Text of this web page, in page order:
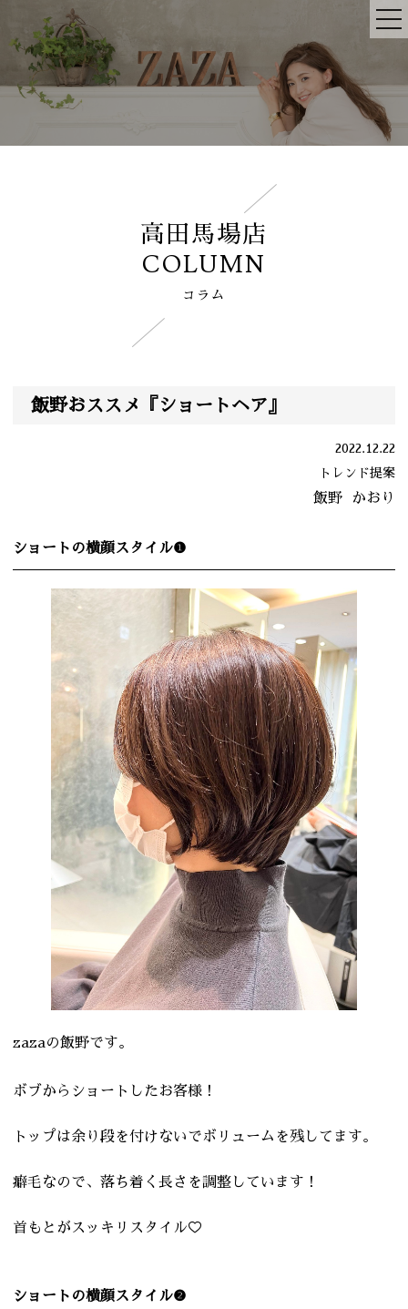
高田馬場店
COLUMN
コラム
飯野おススメ『ショートヘア』
2022.12.22
トレンド提案
飯野 かおり
ショートの横顔スタイル❶
zazaの飯野です。
ボブからショートしたお客様！
トップは余り段を付けないでボリュームを残してます。
癖毛なので、落ち着く長さを調整しています！
首もとがスッキリスタイル♡
ショートの横顔スタイル❷